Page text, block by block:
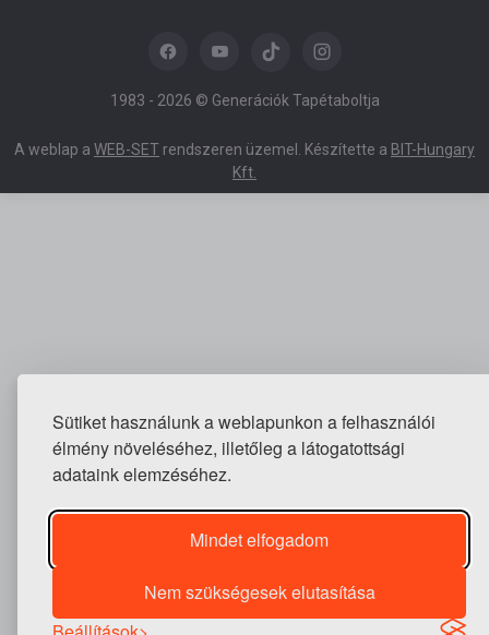
Sütiket használunk a weblapunkon a felhasználói
élmény növeléséhez, illetőleg a látogatottsági
adataink elemzéséhez.
Mindet elfogadom
Nem szükségesek elutasítása
1983 - 2026 © Generációk Tapétaboltja
A weblap a WEB-SET rendszeren üzemel. Készítette a BIT-Hungary
Kft.